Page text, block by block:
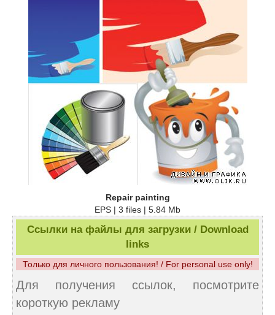
Repair painting
EPS | 3 files | 5.84 Mb
Ссылки на файлы для загрузки / Download
links
Только для личного пользования! / For personal use only!
Для получения ссылок, посмотрите
короткую рекламу